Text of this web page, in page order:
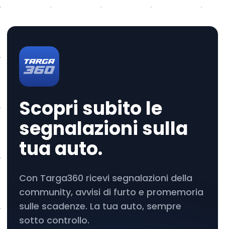
Scopri subito le
segnalazioni sulla
tua auto.
Con Targa360 ricevi segnalazioni della
community, avvisi di furto e promemoria
sulle scadenze. La tua auto, sempre
sotto controllo.